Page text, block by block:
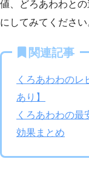
値、どろあわわと
にしてみてください
関連記事
くろあわわの
あり】
くろあわわの
効果まとめ